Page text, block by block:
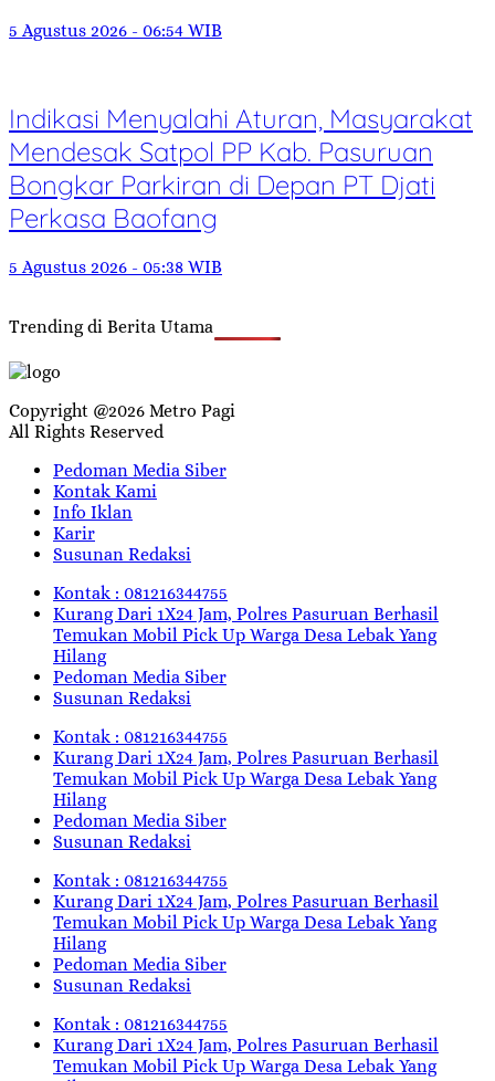
5 Agustus 2026 - 06:54 WIB
Indikasi Menyalahi Aturan, Masyarakat
Mendesak Satpol PP Kab. Pasuruan
Bongkar Parkiran di Depan PT Djati
Perkasa Baofang
5 Agustus 2026 - 05:38 WIB
Trending di Berita Utama
Copyright @2026 Metro Pagi
All Rights Reserved
Pedoman Media Siber
Kontak Kami
Info Iklan
Karir
Susunan Redaksi
Kontak : 081216344755
Kurang Dari 1X24 Jam, Polres Pasuruan Berhasil
Temukan Mobil Pick Up Warga Desa Lebak Yang
Hilang
Pedoman Media Siber
Susunan Redaksi
Kontak : 081216344755
Kurang Dari 1X24 Jam, Polres Pasuruan Berhasil
Temukan Mobil Pick Up Warga Desa Lebak Yang
Hilang
Pedoman Media Siber
Susunan Redaksi
Kontak : 081216344755
Kurang Dari 1X24 Jam, Polres Pasuruan Berhasil
Temukan Mobil Pick Up Warga Desa Lebak Yang
Hilang
Pedoman Media Siber
Susunan Redaksi
Kontak : 081216344755
Kurang Dari 1X24 Jam, Polres Pasuruan Berhasil
Temukan Mobil Pick Up Warga Desa Lebak Yang